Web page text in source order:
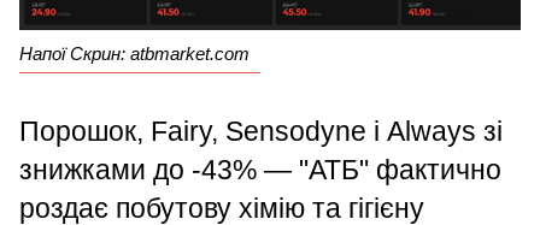
Напої Скрин: atbmarket.com
Порошок, Fairy, Sensodyne і Always зі
знижками до -43% — "АТБ" фактично
роздає побутову хімію та гігієну